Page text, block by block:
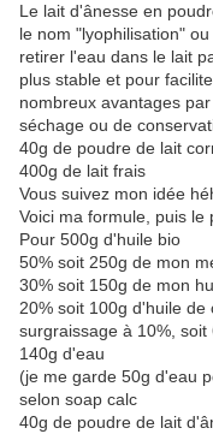
Le lait d'ânesse en
le nom "lyophilisation" ou
retirer l'eau dans le lait
plus stable et pour
nombreux avantages
séchage ou de
40g de poudre de lait
400g de lait frais
Vous suivez mon idée
Voici ma formule, puis le
Pour 500g d'huile bio
50% soit 250g de mon
30% soit 150g de mon
20% soit 100g d'huile de
surgraissage à 10%,
140g d'eau
(je me garde 50g d'eau
selon soap calc
40g de poudre de lait